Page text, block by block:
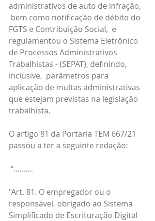
administrativos de auto de infração,
bem como notificação de débito do
FGTS e Contribuição Social,  e
regulamentou o Sistema Eletrônico
de Processos Administrativos
Trabalhistas - (SEPAT), definindo,
inclusive,  parâmetros para
aplicação de multas administrativas
que estejam previstas na legislação
trabalhista.
O artigo 81 da Portaria TEM 667/21
passou a ter a seguinte redação:
“..........
"Art. 81. O empregador ou o
responsável, obrigado ao Sistema
Simplificado de Escrituração Digital